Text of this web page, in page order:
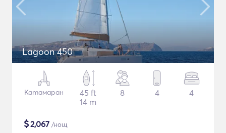
Lagoon 450
Катамаран
45 ft
14 m
8 4 4
$2,067 /нощ